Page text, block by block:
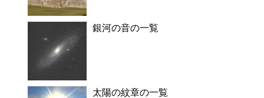
銀河の音の一覧
太陽の紋章の一覧